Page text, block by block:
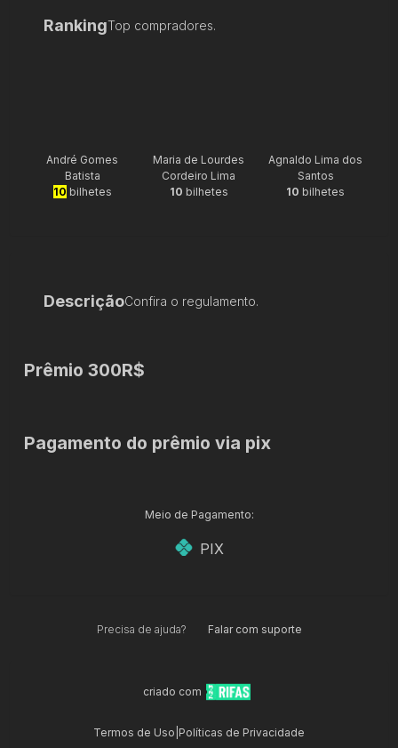
RankingTop compradores.
André Gomes
Batista
10 bilhetes
Maria de Lourdes
Cordeiro Lima
10 bilhetes
Agnaldo Lima dos
Santos
10 bilhetes
DescriçãoConfira o regulamento.
Prêmio 300R$
Pagamento do prêmio via pix
Meio de Pagamento:
PIX
Precisa de ajuda? Falar com suporte
criado com
Termos de Uso Políticas de Privacidade